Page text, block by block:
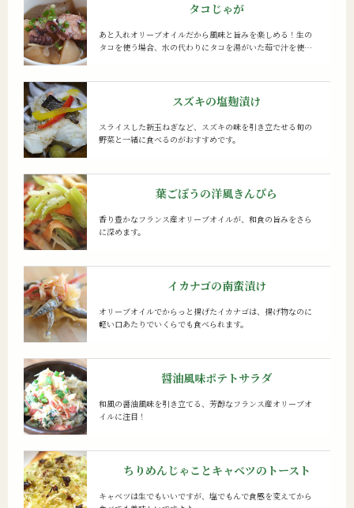
タコじゃが
あと入れオリーブオイルだから風味と旨みを楽しめる！生の
タコを使う場合、水の代わりにタコを湯がいた茹で汁を使う
スズキの塩麹漬け
スライスした新玉ねぎなど、スズキの味を引き立たせる旬の
野菜と一緒に食べるのがおすすめです。
葉ごぼうの洋風きんぴら
香り豊かなフランス産オリーブオイルが、和食の旨みをさら
に深めます。
イカナゴの南蛮漬け
オリーブオイルでからっと揚げたイカナゴは、揚げ物なのに
軽い口あたりでいくらでも食べられます。
醤油風味ポテトサラダ
和風の醤油風味を引き立てる、芳醇なフランス産オリーブオ
イルに注目！
ちりめんじゃことキャベツのトースト
キャベツは生でもいいですが、塩でもんで食感を変えてから